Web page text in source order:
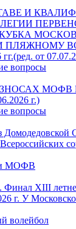
И
ПЛЯЖНОМУ
от
вопросы
МОФВ
г.)
вопросы
МОФВ
XIII
г. У
волейбол